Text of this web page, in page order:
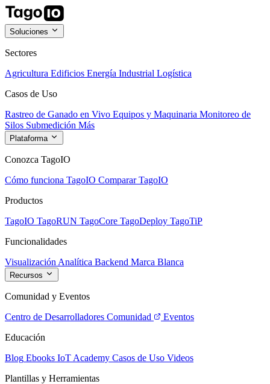
Soluciones
Sectores
Agricultura Edificios Energía Industrial Logística
Casos de Uso
Rastreo de Ganado en Vivo Equipos y Maquinaria Monitoreo de
Silos Submedición Más
Plataforma
Conozca TagoIO
Cómo funciona TagoIO Comparar TagoIO
Productos
TagoIO TagoRUN TagoCore TagoDeploy TagoTiP
Funcionalidades
Visualización Analítica Backend Marca Blanca
Recursos
Comunidad y Eventos
Centro de Desarrolladores Comunidad
Eventos
Educación
Blog Ebooks IoT Academy Casos de Uso Videos
Plantillas y Herramientas